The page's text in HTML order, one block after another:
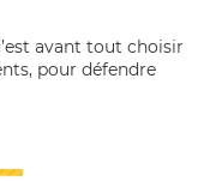
avant tout choisir
pour défendre